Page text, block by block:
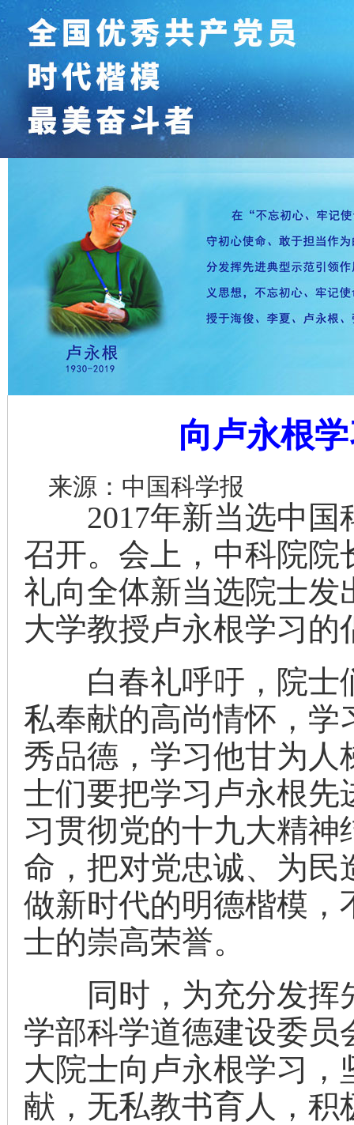
向卢永根
来源：中国科学报
2017年新当选中国
召开。会上，中科院
礼向全体新当选院士
大学教授卢永根学习的
白春礼呼吁，院士
私奉献的高尚情怀，学
秀品德，学习他甘为
士们要把学习卢永根先
习贯彻党的十九大精
命，把对党忠诚、为
做新时代的明德楷模，
士的崇高荣誉。
同时，为充分发挥
学部科学道德建设委
大院士向卢永根学习
献，无私教书育人，